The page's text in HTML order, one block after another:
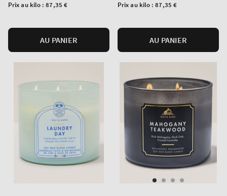
normal
Prix
Prix au kilo :87,35 €
AU PANIER
normal
Prix
Prix au kilo :87,35 €
AU PANIER